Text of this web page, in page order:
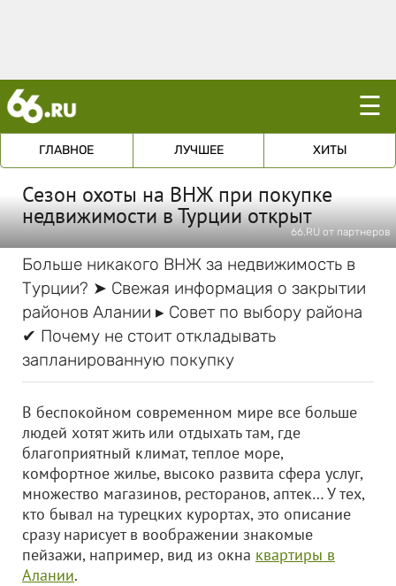
☰
ГЛАВНОЕ ЛУЧШЕЕ ХИТЫ
Сезон охоты на ВНЖ при покупке
недвижимости в Турции открыт
66.RU от партнеров
Больше никакого ВНЖ за недвижимость в
Турции? ➤ Свежая информация о закрытии
районов Алании ▸ Совет по выбору района
✔ Почему не стоит откладывать
запланированную покупку
В беспокойном современном мире все больше
людей хотят жить или отдыхать там, где
благоприятный климат, теплое море,
комфортное жилье, высоко развита сфера услуг,
множество магазинов, ресторанов, аптек… У тех,
кто бывал на турецких курортах, это описание
сразу нарисует в воображении знакомые
пейзажи, например, вид из окна квартиры в
Алании.